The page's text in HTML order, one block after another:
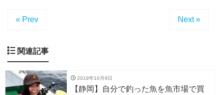
« Prev Next »
関連記事
2019年10月9日
【静岡】自分で釣った魚を魚市場で買